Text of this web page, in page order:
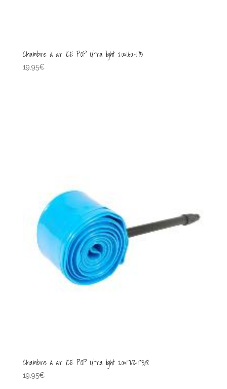
Chambre à air ICE POP Ultra light 20×1.60-1.75
19.95€
Chambre à air ICE POP Ultra light 20×1″1/8-1″3/8
19.95€